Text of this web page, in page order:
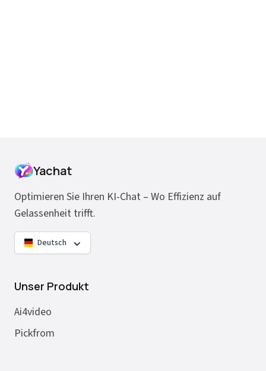
Yachat
Optimieren Sie Ihren KI-Chat – Wo Effizienz auf
Gelassenheit trifft.
Deutsch
Unser Produkt
Ai4video
Pickfrom